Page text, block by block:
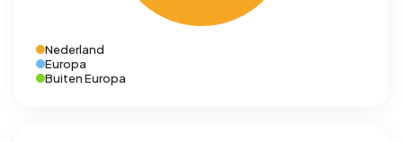
Nederland
Europa
Buiten Europa